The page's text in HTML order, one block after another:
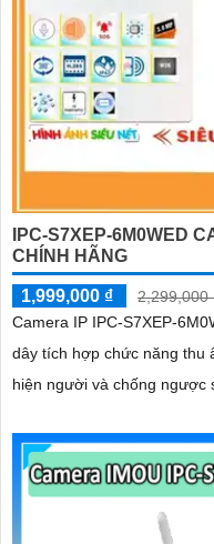
IPC-S7XEP-6M0WED
CHÍNH HÃNG
1,999,000 ₫
2,299,000
Camera IP IPC-S7XEP-
dây tích hợp chức năng thu